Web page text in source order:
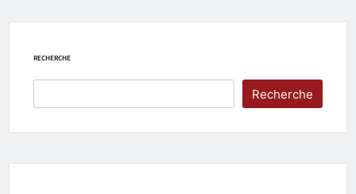
RECHERCHE
Recherche